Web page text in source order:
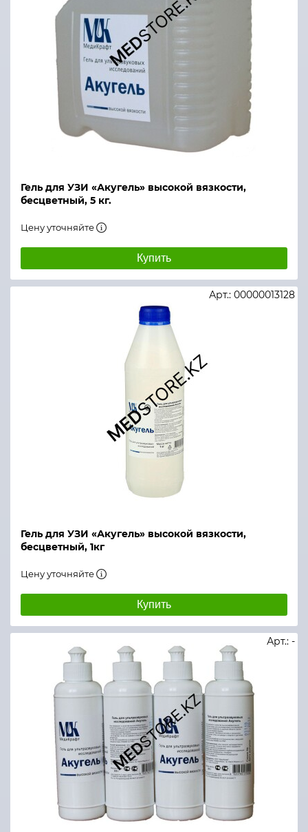
Гель для УЗИ «Акугель» высокой вязкости,
бесцветный, 5 кг.
Цену уточняйте
Купить
Гель для УЗИ «Акугель» высокой вязкости,
бесцветный, 1кг
Арт.: 00000013128
Цену уточняйте
Купить
Арт.: -